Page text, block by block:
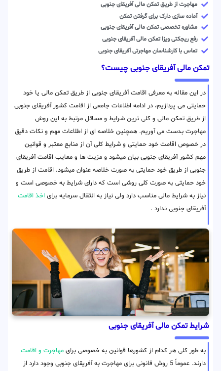
مهاجرت از طریق تمکن مالی آفریقای جنوبی
آماده سازی دارک برای گرفتن تمکن
مشاوره تخصصی تمکن مالی آفریقای جنوبی
رفع ریجکتی ویزا تمکن مالی آفریقای جنوبی
تماس با کارشناسان مهاجرتی آفریقای جنوبی
تمکن مالی آفریقای جنوبی چیست؟
در این مقاله به معرفی اقامت آفریقای جنوبی از طریق تمکن مالی یا خود
حمایتی می پردازیم، در ادامه اطلاعات جامعی از اقامت کشور آفریقای جنوبی
از طریق تمکن مالی و کلی ترین شرایط و مسائل مرتبط به این روش
مهاجرت بدست می آوریم. همچنین خلاصه ای از اطلاعات مهم و نکات دقیق
در خصوص اقامت خود حمایتی و شرایط کلی آن از منابع معتبر و قوانین
مهم کشور آفریقای جنوبی بیان میشود و مزیت ها و معایب اقامت آفریقای
جنوبی از طریق خود حمایتی به صورت خلاصه عنوان میشود. اقامت از طریق
خود حمایتی به صورت کلی روشی است که دارای شرایط به خصوصی است و
نیاز به شرایط مالی مناسب دارد ولی نیاز به انتقال سرمایه برای اخذ اقامت
آفریقای جنوبی ندارد .
شرایط تمکن مالی آفریقای جنوبی
به طور کلی هر کدام از کشورها قوانین به خصوصی برای مهاجرت و اقامت
دارند. عموماً 5 روش قانونی برای مهاجرت به آفریقای جنوبی وجود دارد از